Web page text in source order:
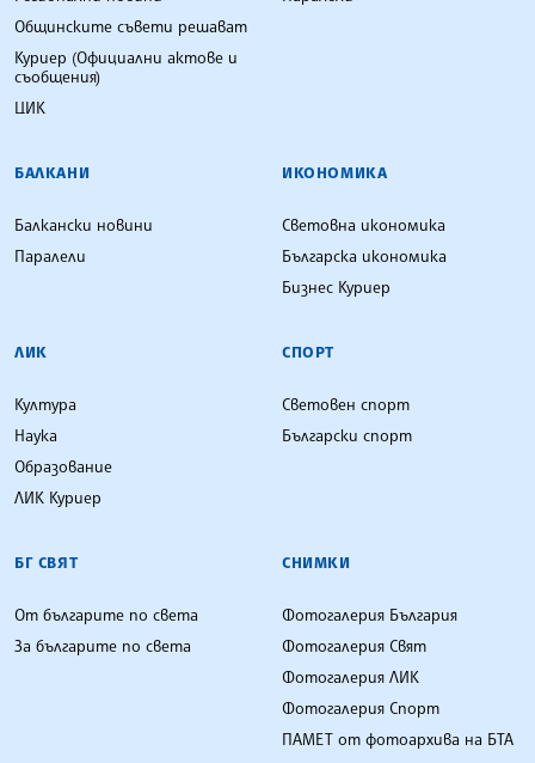
Общинските съвети решават
Куриер (Официални актове и
съобщения)
ЦИК
БАЛКАНИ
Балкански новини
Паралели
ИКОНОМИКА
Световна икономика
Българска икономика
Бизнес Куриер
ЛИК
Култура
Наука
Образование
ЛИК Куриер
СПОРТ
Световен спорт
Български спорт
БГ СВЯТ
От българите по света
За българите по света
СНИМКИ
Фотогалерия България
Фотогалерия Свят
Фотогалерия ЛИК
Фотогалерия Спорт
ПАМЕТ от фотоархива на БТА